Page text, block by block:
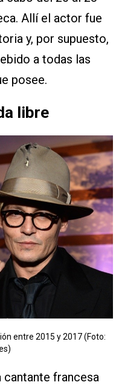
Allí el actor fue
y, por supuesto,
a todas las
posee.
libre
entre 2015 y 2017 (Foto:
francesa